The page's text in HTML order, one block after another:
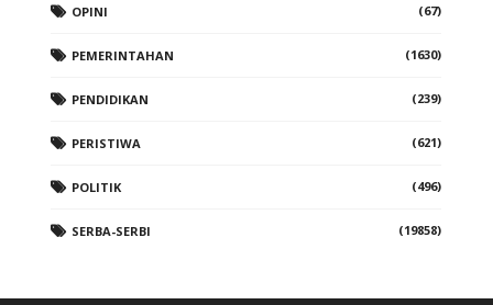
OPINI (67)
PEMERINTAHAN (1630)
PENDIDIKAN (239)
PERISTIWA (621)
POLITIK (496)
SERBA-SERBI (19858)